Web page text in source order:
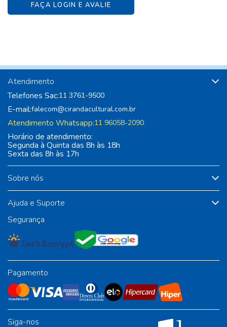
FAÇA LOGIN E AVALIE
Sobre nós
Ajuda e Suporte
Atendimento
Telefones Sac:11 3761-9500
E-mail:falecom@cirandacultural.com.br
Atendimento Whatsapp:11 96058-2090
Horário de atendimento:
Segunda à Quinta das 8h às 18h
Sexta das 8h às 17h
Segurança
Pagamento
Siga-nos